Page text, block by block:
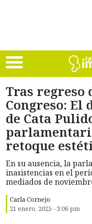
Tras regreso
Congreso:
de Cata
retoque
En su ausencia, la
inasistencias en el
mediados de
Carla Cornejo
21 enero, 2025 - 3:06 pm